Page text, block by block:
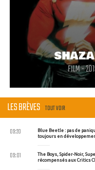
FILM -
LES BRÈVES TOUT VOIR
Blue Beetle : pas de
toujours en
09:20
The Boys, Spider-Noir,
récompensés aux Critics
09:01